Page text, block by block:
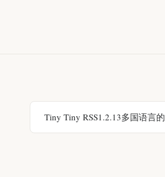
Tiny Tiny RSS1.2.13多国语言